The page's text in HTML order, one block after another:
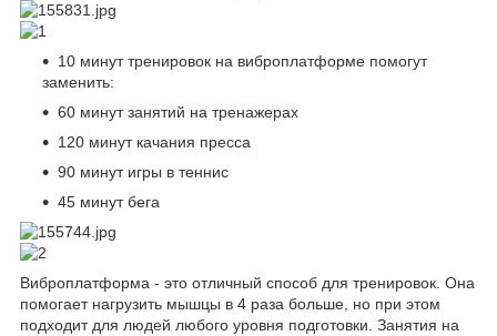
10 минут тренировок на виброплатформе помогут
заменить:
60 минут занятий на тренажерах
120 минут качания пресса
90 минут игры в теннис
45 минут бега
Виброплатформа - это отличный способ для тренировок. Она
помогает нагрузить мышцы в 4 раза больше, но при этом
подходит для людей любого уровня подготовки. Занятия на